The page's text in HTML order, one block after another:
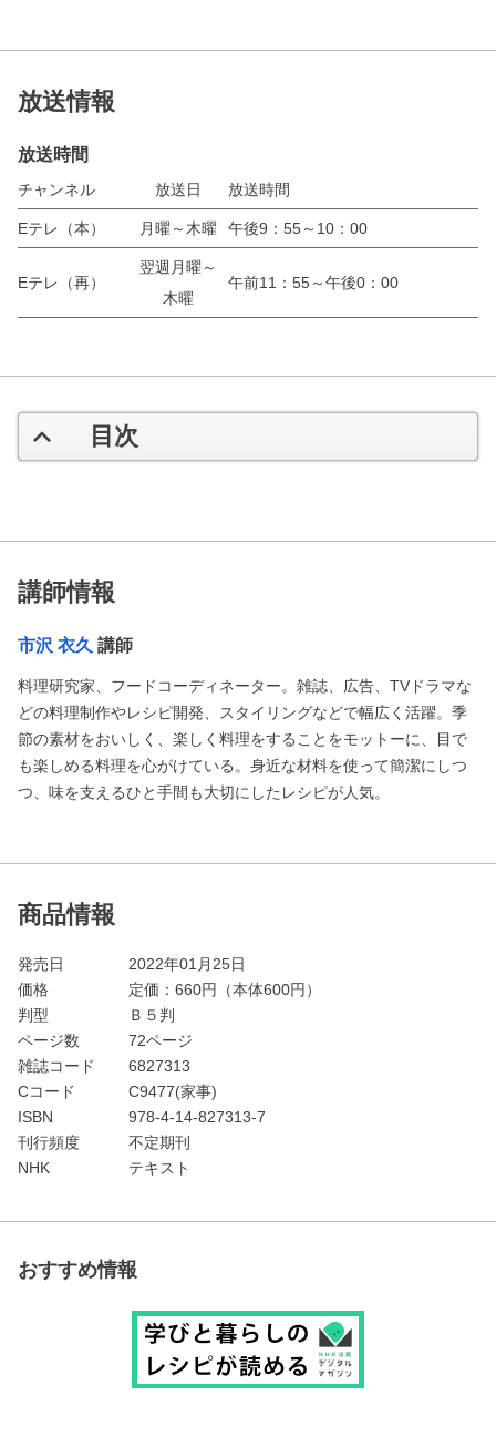
放送情報
放送時間
チャンネル 放送日 放送時間
Eテレ（本） 月曜～木曜 午後9：55～10：00
Eテレ（再）
翌週月曜～
木曜
午前11：55～午後0：00
目次
講師情報
市沢 衣久 講師
料理研究家、フードコーディネーター。雑誌、広告、TVドラマな
どの料理制作やレシピ開発、スタイリングなどで幅広く活躍。季
節の素材をおいしく、楽しく料理をすることをモットーに、目で
も楽しめる料理を心がけている。身近な材料を使って簡潔にしつ
つ、味を支えるひと手間も大切にしたレシピが人気。
商品情報
発売日
2022年01月25日
価格
定価： 660円（本体600円）
判型
Ｂ５判
ページ数
72ページ
雑誌コード
6827313
Cコード
C9477(家事)
ISBN
978-4-14-827313-7
刊行頻度
不定期刊
NHK
テキスト
おすすめ情報